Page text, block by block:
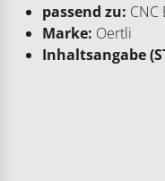
passend zu:
Marke: Oertli
Inhaltsangabe